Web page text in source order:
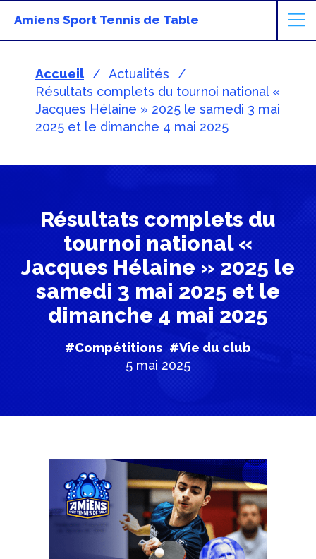
Amiens Sport Tennis de Table
Accueil
Actualités
Résultats complets du tournoi national «
Jacques Hélaine » 2025 le samedi 3 mai
2025 et le dimanche 4 mai 2025
Résultats complets du
tournoi national «
Jacques Hélaine » 2025 le
samedi 3 mai 2025 et le
dimanche 4 mai 2025
#Compétitions #Vie du club
5 mai 2025